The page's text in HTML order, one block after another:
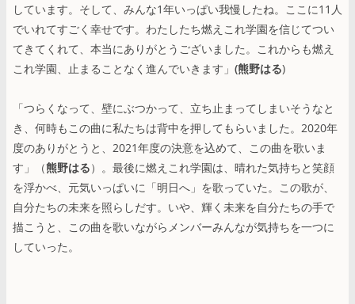
しています。そして、みんな1年いっぱい我慢したね。ここに11人
でいれてすごく幸せです。わたしたち燃えこれ学園を信じてつい
てきてくれて、本当にありがとうございました。これからも燃え
これ学園、止まることなく進んでいきます」 (熊野はる)
「つらくなって、壁にぶつかって、立ち止まってしまいそうなと
き、何時もこの曲に私たちは背中を押してもらいました。2020年
度のありがとうと、2021年度の決意を込めて、この曲を歌いま
す」（熊野はる）。最後に燃えこれ学園は、晴れた気持ちと笑顔
を浮かべ、元気いっぱいに「明日へ」を歌っていた。この歌が、
自分たちの未来を照らしだす。いや、輝く未来を自分たちの手で
描こうと、この曲を歌いながらメンバーみんなが気持ちを一つに
していった。